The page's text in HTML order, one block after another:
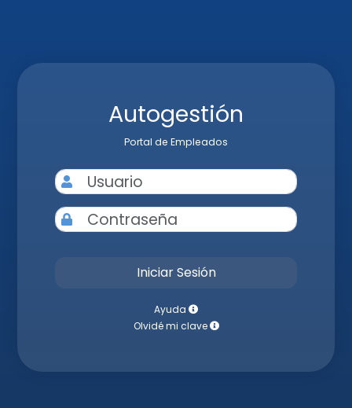
Autogestión
Portal de Empleados
Iniciar Sesión
Ayuda
Olvidé mi clave